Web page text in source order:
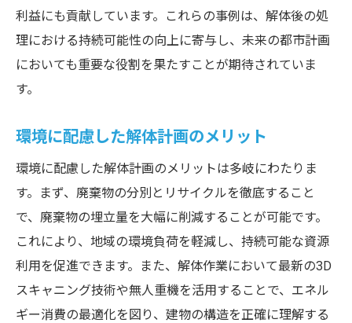
利益にも貢献しています。これらの事例は、解体後の処
理における持続可能性の向上に寄与し、未来の都市計画
においても重要な役割を果たすことが期待されていま
す。
環境に配慮した解体計画のメリット
環境に配慮した解体計画のメリットは多岐にわたりま
す。まず、廃棄物の分別とリサイクルを徹底すること
で、廃棄物の埋立量を大幅に削減することが可能です。
これにより、地域の環境負荷を軽減し、持続可能な資源
利用を促進できます。また、解体作業において最新の3D
スキャニング技術や無人重機を活用することで、エネル
ギー消費の最適化を図り、建物の構造を正確に理解する